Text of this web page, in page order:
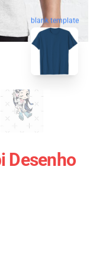
blank template
Desenho